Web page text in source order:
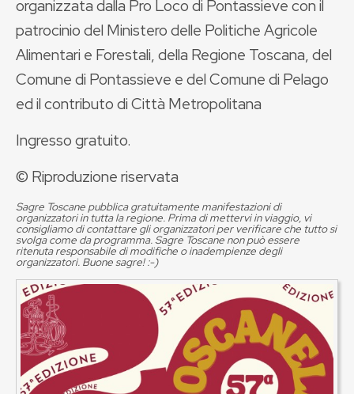
organizzata dalla Pro Loco di Pontassieve con il
patrocinio del Ministero delle Politiche Agricole
Alimentari e Forestali, della Regione Toscana, del
Comune di Pontassieve e del Comune di Pelago
ed il contributo di Città Metropolitana
Ingresso gratuito.
© Riproduzione riservata
Sagre Toscane pubblica gratuitamente manifestazioni di
organizzatori in tutta la regione. Prima di mettervi in viaggio, vi
consigliamo di contattare gli organizzatori per verificare che tutto si
svolga come da programma. Sagre Toscane non può essere
ritenuta responsabile di modifiche o inadempienze degli
organizzatori. Buone sagre! :-)